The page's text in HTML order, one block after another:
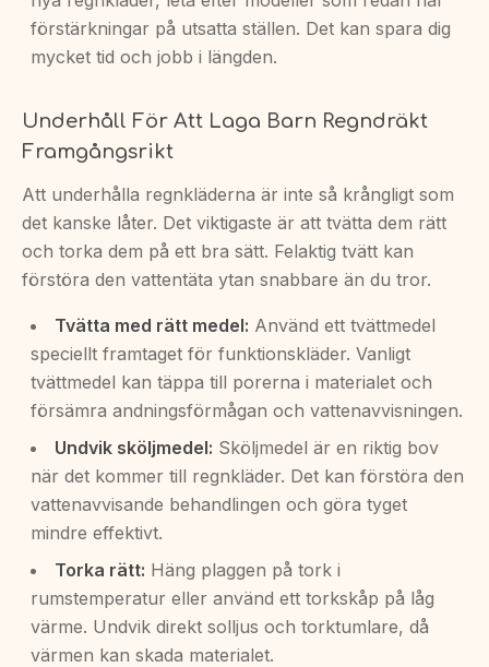
förstärkningar på utsatta ställen. Det kan spara dig
mycket tid och jobb i längden.
Underhåll För Att Laga Barn Regndräkt
Framgångsrikt
Att underhålla regnkläderna är inte så krångligt som
det kanske låter. Det viktigaste är att tvätta dem rätt
och torka dem på ett bra sätt. Felaktig tvätt kan
förstöra den vattentäta ytan snabbare än du tror.
Tvätta med rätt medel: Använd ett tvättmedel
speciellt framtaget för funktionskläder. Vanligt
tvättmedel kan täppa till porerna i materialet och
försämra andningsförmågan och vattenavvisningen.
Undvik sköljmedel: Sköljmedel är en riktig bov
när det kommer till regnkläder. Det kan förstöra den
vattenavvisande behandlingen och göra tyget
mindre effektivt.
Torka rätt: Häng plaggen på tork i
rumstemperatur eller använd ett torkskåp på låg
värme. Undvik direkt solljus och torktumlare, då
värmen kan skada materialet.